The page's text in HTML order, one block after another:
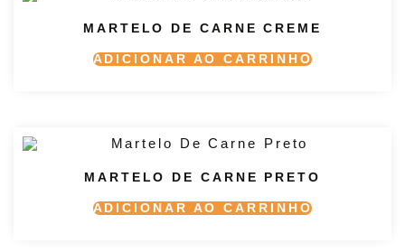
MARTELO DE CARNE CREME
ADICIONAR AO CARRINHO
MARTELO DE CARNE PRETO
ADICIONAR AO CARRINHO